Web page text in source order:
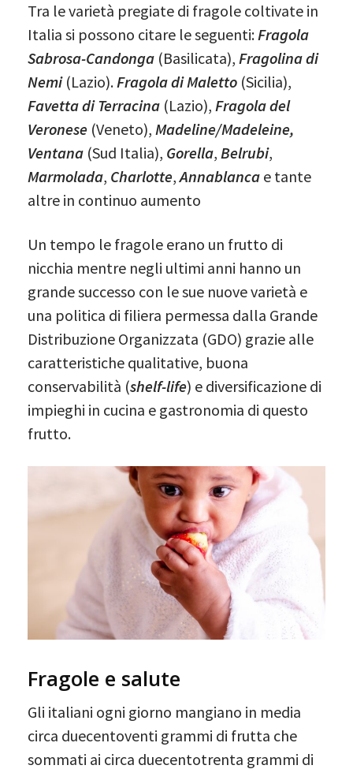
Tra le varietà pregiate di fragole coltivate in
Italia si possono citare le seguenti:Fragola
Sabrosa-Candonga (Basilicata), Fragolina di
Nemi(Lazio).Fragola di Maletto (Sicilia),
Favetta di Terracina (Lazio), Fragola del
Veronese (Veneto), Madeline/Madeleine,
Ventana (Sud Italia), Gorella, Belrubi,
Marmolada, Charlotte,Annablanca e tante
altre in continuo aumento
Un tempo le fragole erano un frutto di
nicchia mentre negli ultimi anni hanno un
grande successo con le sue nuove varietà e
una politica di filiera permessa dalla Grande
Distribuzione Organizzata (GDO) grazie alle
caratteristiche qualitative, buona
conservabilità (shelf-life) e diversificazione di
impieghi in cucina e gastronomia di questo
frutto.
Fragole e salute
Gli italiani ogni giorno mangiano in media
circa duecentoventi grammi di frutta che
sommati ai circa duecentotrenta grammi di